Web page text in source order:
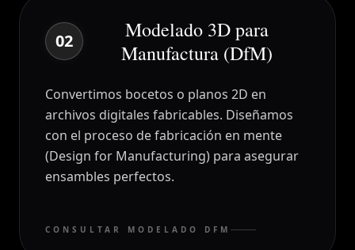
02
Modelado 3D para
Manufactura (DfM)
Convertimos bocetos o planos 2D en
archivos digitales fabricables. Diseñamos
con el proceso de fabricación en mente
(Design for Manufacturing) para asegurar
ensambles perfectos.
CONSULTAR MODELADO DFM